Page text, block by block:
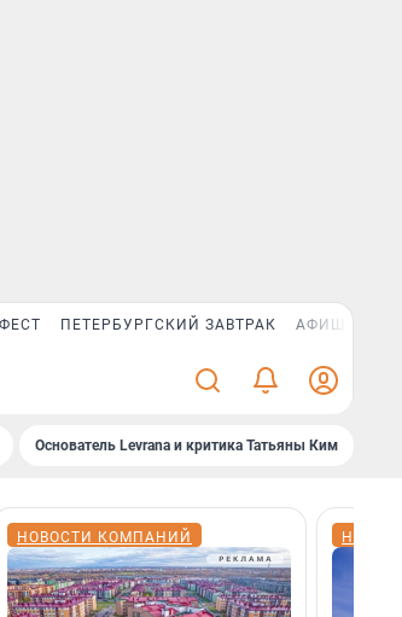
ПЕТЕРБУРГСКИЙ ЗАВТРАК АФИША PLUS
Основатель Levrana и критика Татьяны Ким
НОВОСТИ КОМПАНИЙ